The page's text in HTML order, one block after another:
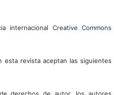
internacional Creative Commons
esta revista aceptan las siguientes